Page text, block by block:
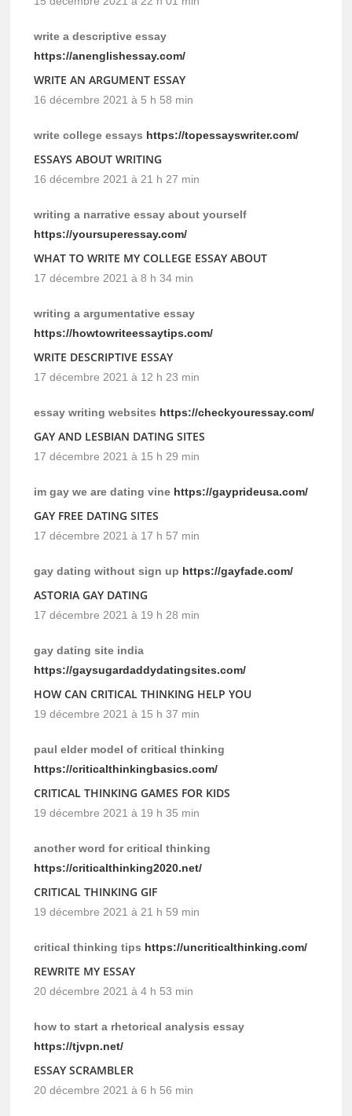
write a descriptive essay
https://anenglishessay.com/
WRITE AN ARGUMENT ESSAY
16 décembre 2021 à 5 h 58 min
write college essays https://topessayswriter.com/
ESSAYS ABOUT WRITING
16 décembre 2021 à 21 h 27 min
writing a narrative essay about yourself
https://yoursuperessay.com/
WHAT TO WRITE MY COLLEGE ESSAY ABOUT
17 décembre 2021 à 8 h 34 min
writing a argumentative essay
https://howtowriteessaytips.com/
WRITE DESCRIPTIVE ESSAY
17 décembre 2021 à 12 h 23 min
essay writing websites https://checkyouressay.com/
GAY AND LESBIAN DATING SITES
17 décembre 2021 à 15 h 29 min
im gay we are dating vine https://gayprideusa.com/
GAY FREE DATING SITES
17 décembre 2021 à 17 h 57 min
gay dating without sign up https://gayfade.com/
ASTORIA GAY DATING
17 décembre 2021 à 19 h 28 min
gay dating site india
https://gaysugardaddydatingsites.com/
HOW CAN CRITICAL THINKING HELP YOU
19 décembre 2021 à 15 h 37 min
paul elder model of critical thinking
https://criticalthinkingbasics.com/
CRITICAL THINKING GAMES FOR KIDS
19 décembre 2021 à 19 h 35 min
another word for critical thinking
https://criticalthinking2020.net/
CRITICAL THINKING GIF
19 décembre 2021 à 21 h 59 min
critical thinking tips https://uncriticalthinking.com/
REWRITE MY ESSAY
20 décembre 2021 à 4 h 53 min
how to start a rhetorical analysis essay
https://tjvpn.net/
ESSAY SCRAMBLER
20 décembre 2021 à 6 h 56 min